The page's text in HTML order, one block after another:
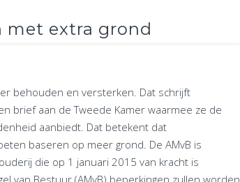
met extra grond
behouden en versterken. Dat schrijft
brief aan de Tweede Kamer waarmee ze de
aanbiedt. Dat betekent dat
baseren op meer grond. De AMvB is
die op 1 januari 2015 van kracht is
van Bestuur (AMvB) beperkingen zullen worden